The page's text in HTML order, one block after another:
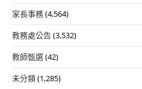
家長事務(4,564)
教務處公告(3,532)
教師甄選(42)
未分類(1,285)